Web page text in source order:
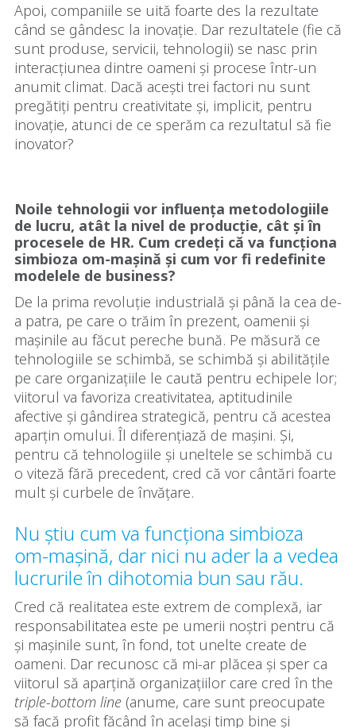
Apoi, companiile se uită foarte des la rezultate
când se gândesc la inovație. Dar rezultatele (fie că
sunt produse, servicii, tehnologii) se nasc prin
interacțiunea dintre oameni și procese într-un
anumit climat. Dacă acești trei factori nu sunt
pregătiți pentru creativitate și, implicit, pentru
inovație, atunci de ce sperăm ca rezultatul să fie
inovator?
Noile tehnologii vor influența metodologiile
de lucru, atât la nivel de producție, cât și în
procesele de HR. Cum credeți că va funcționa
simbioza om-mașină și cum vor fi redefinite
modelele de business?
De la prima revoluție industrială și până la cea de-
a patra, pe care o trăim în prezent, oamenii și
mașinile au făcut pereche bună. Pe măsură ce
tehnologiile se schimbă, se schimbă și abilitățile
pe care organizațiile le caută pentru echipele lor;
viitorul va favoriza creativitatea, aptitudinile
afective și gândirea strategică, pentru că acestea
aparțin omului. Îl diferențiază de mașini. Și,
pentru că tehnologiile și uneltele se schimbă cu
o viteză fără precedent, cred că vor cântări foarte
mult și curbele de învățare.
Nu știu cum va funcționa simbioza
om-mașină, dar nici nu ader la a vedea
lucrurile în dihotomia bun sau rău.
Cred că realitatea este extrem de complexă, iar
responsabilitatea este pe umerii noștri pentru că
și mașinile sunt, în fond, tot unelte create de
oameni. Dar recunosc că mi-ar plăcea și sper ca
viitorul să aparțină organizațiilor care cred în the
triple-bottom line (anume, care sunt preocupate
să facă profit făcând în același timp bine și